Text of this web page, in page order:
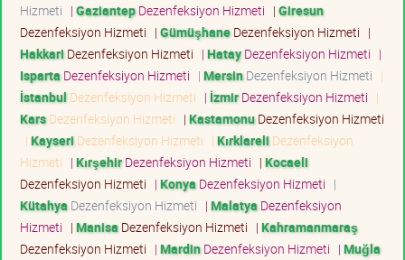
Hizmeti | GaziantepDezenfeksiyon Hizmeti | Giresun
Dezenfeksiyon Hizmeti | GümüşhaneDezenfeksiyon Hizmeti |
Hakkari Dezenfeksiyon Hizmeti | HatayDezenfeksiyon Hizmeti |
Isparta Dezenfeksiyon Hizmeti | MersinDezenfeksiyon Hizmeti |
İstanbul Dezenfeksiyon Hizmeti | İzmirDezenfeksiyon Hizmeti |
KarsDezenfeksiyon Hizmeti | KastamonuDezenfeksiyon Hizmeti
| Kayseri Dezenfeksiyon Hizmeti | Kırklareli Dezenfeksiyon
Hizmeti | KırşehirDezenfeksiyon Hizmeti | Kocaeli
Dezenfeksiyon Hizmeti | Konya Dezenfeksiyon Hizmeti |
Kütahya Dezenfeksiyon Hizmeti | Malatya Dezenfeksiyon
Hizmeti | Manisa Dezenfeksiyon Hizmeti | Kahramanmaraş
Dezenfeksiyon Hizmeti | MardinDezenfeksiyon Hizmeti | Muğla